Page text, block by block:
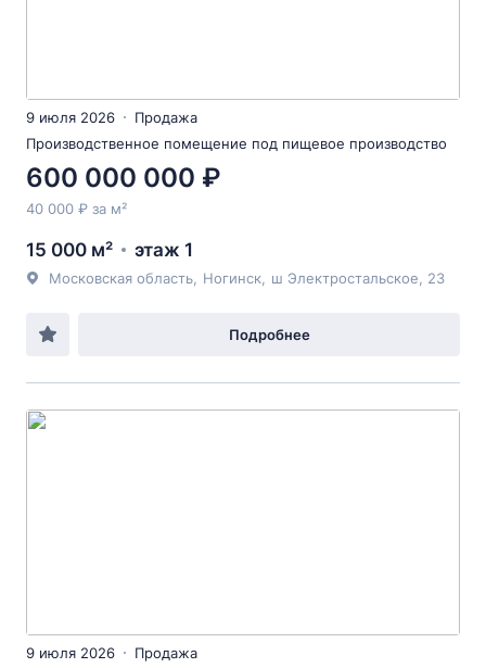
9 июля 2026
Продажа
Производственное помещение под пищевое производство
600 000 000 ₽
40 000 ₽ за м²
15 000 м² этаж 1
Московская область Ногинск ш Электростальское , 23
Подробнее
9 июля 2026
Продажа